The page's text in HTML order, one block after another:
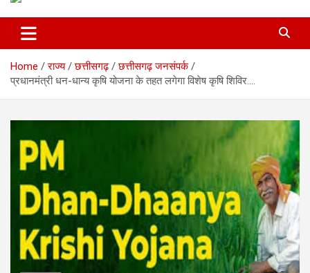
Home राज्य छत्तीसगढ़
छत्तीसगढ़ जनसंपर्क
प्रधानमंत्री धन-धान्य कृषि योजना के तहत लगेगा विशेष कृषि शिविर….